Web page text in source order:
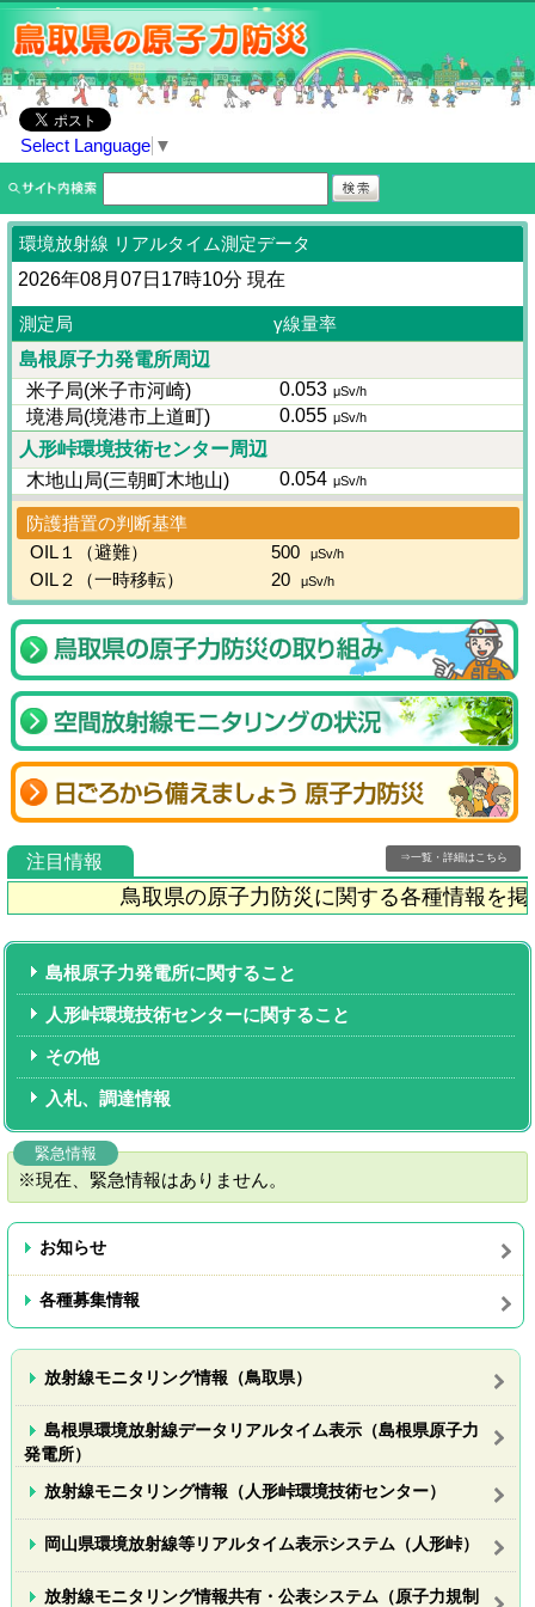
Select Language ▼
環境放射線 リアルタイム測定データ
2026年08月07日17時10分 現在
測定局
γ線量率
島根原子力発電所周辺
米子局(米子市河崎)
0.053 μSv/h
境港局(境港市上道町) 0.055 μSv/h
人形峠環境技術センター周辺
木地山局(三朝町木地山)
0.054 μSv/h
防護措置の判断基準
OIL１（避難）
500 μSv/h
OIL２（一時移転） 20 μSv/h
注目情報 ⇒一覧・詳細はこちら
鳥取県の原子力防災に関する各種情報を掲
島根原子力発電所に関すること
人形峠環境技術センターに関すること
その他
入札、調達情報
緊急情報
※現在、緊急情報はありません。
お知らせ
各種募集情報
放射線モニタリング情報（鳥取県）
島根県環境放射線データリアルタイム表示（島根県原子力
発電所）
放射線モニタリング情報（人形峠環境技術センター）
岡山県環境放射線等リアルタイム表示システム（人形峠）
放射線モニタリング情報共有・公表システム（原子力規制